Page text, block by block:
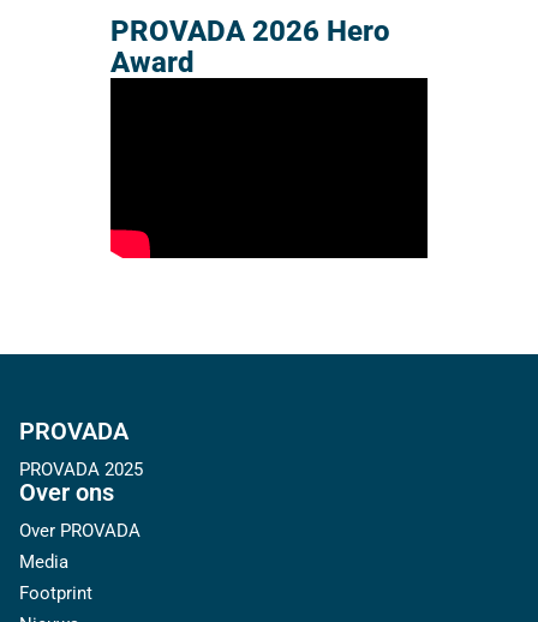
PROVADA 2026 Hero
Award
PROVADA
PROVADA 2025
Over ons
Over PROVADA
Media
Footprint